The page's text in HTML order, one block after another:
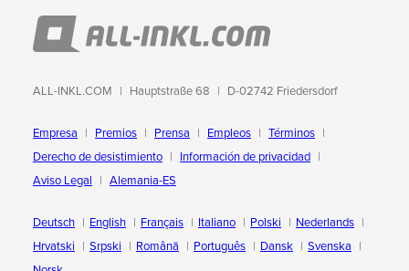
ALL-INKL.COM Hauptstraße 68 D-02742 Friedersdorf
Empresa Premios Prensa Empleos
Términos
Derecho de desistimiento
Información de privacidad
Aviso Legal
Alemania-ES
Deutsch English Français Italiano Polski
Nederlands
Hrvatski
Srpski Română Português Dansk
Svenska